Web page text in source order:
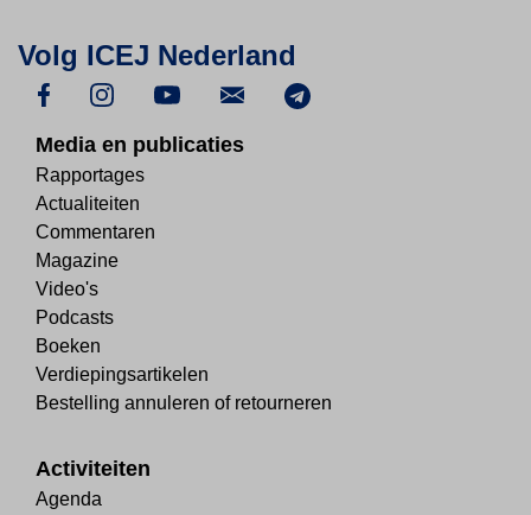
Volg ICEJ Nederland
Media en publicaties
Rapportages
Actualiteiten
Commentaren
Magazine
Video's
Podcasts
Boeken
Verdiepingsartikelen
Bestelling annuleren of retourneren
Activiteiten
Agenda